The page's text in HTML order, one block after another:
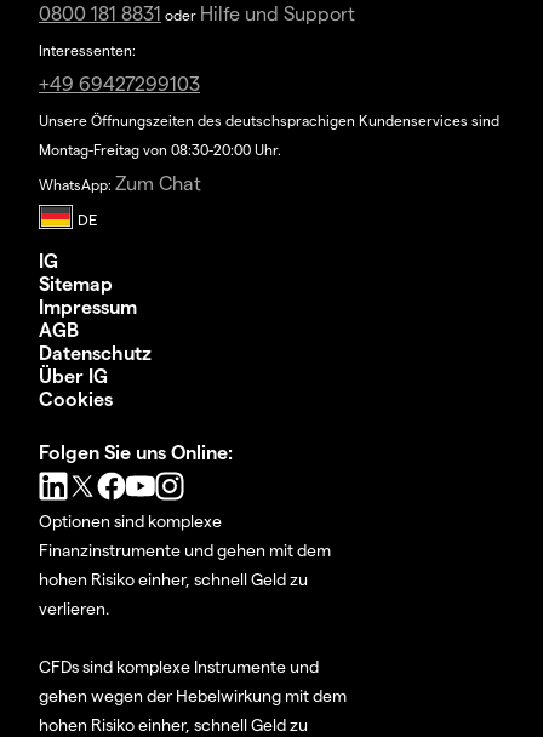
0800 181 8831 oder Hilfe und Support
Interessenten:
+49 69427299103
Unsere Öffnungszeiten des deutschsprachigen Kundenservices sind
Montag-Freitag von 08:30-20:00 Uhr.
WhatsApp: Zum Chat
IG
Sitemap
Impressum
AGB
Datenschutz
Über IG
Cookies
Folgen Sie uns Online:
Optionen sind komplexe
Finanzinstrumente und gehen mit dem
hohen Risiko einher, schnell Geld zu
verlieren.
CFDs sind komplexe Instrumente und
gehen wegen der Hebelwirkung mit dem
hohen Risiko einher, schnell Geld zu